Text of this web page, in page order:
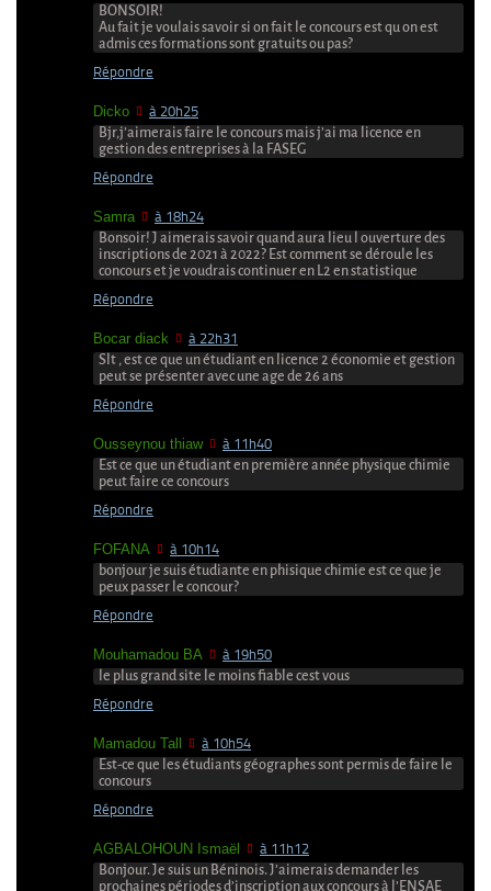
BONSOIR!
Au fait je voulais savoir si on fait le concours est qu on est
admis ces formations sont gratuits ou pas?
Répondre
Dicko à 20h25
Bjr,j’aimerais faire le concours mais j’ai ma licence en
gestion des entreprises à la FASEG
Répondre
Samra à 18h24
Bonsoir! J aimerais savoir quand aura lieu l ouverture des
inscriptions de 2021 à 2022? Est comment se déroule les
concours et je voudrais continuer en L2 en statistique
Répondre
Bocar diack à 22h31
Slt , est ce que un étudiant en licence 2 économie et gestion
peut se présenter avec une age de 26 ans
Répondre
Ousseynou thiaw à 11h40
Est ce que un étudiant en première année physique chimie
peut faire ce concours
Répondre
FOFANA à 10h14
bonjour je suis étudiante en phisique chimie est ce que je
peux passer le concour?
Répondre
Mouhamadou BA à 19h50
le plus grand site le moins fiable cest vous
Répondre
Mamadou Tall à 10h54
Est-ce que les étudiants géographes sont permis de faire le
concours
Répondre
AGBALOHOUN Ismaël à 11h12
Bonjour. Je suis un Béninois. J’aimerais demander les
prochaines périodes d’inscription aux concours à l’ENSAE